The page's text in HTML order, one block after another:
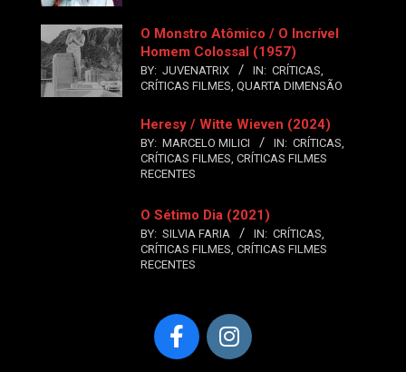
O Monstro Atômico / O Incrível
Homem Colossal (1957)
BY: JUVENATRIX IN: CRÍTICAS,
CRÍTICAS FILMES, QUARTA DIMENSÃO
Heresy / Witte Wieven (2024)
BY: MARCELO MILICI IN: CRÍTICAS,
CRÍTICAS FILMES, CRÍTICAS FILMES
RECENTES
O Sétimo Dia (2021)
BY: SILVIA FARIA IN: CRÍTICAS,
CRÍTICAS FILMES, CRÍTICAS FILMES
RECENTES